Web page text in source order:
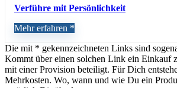
Verführe mit Persönlichkeit
Mehr erfahren
Die mit * gekennzeichneten Links sind
Kommt über einen solchen Link ein Einkauf
mit einer Provision beteiligt. Für Dich
Mehrkosten. Wo, wann und wie Du ein